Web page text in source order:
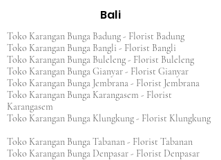
Bali
Toko Karangan Bunga Badung - Florist Badung
Toko Karangan Bunga Bangli - Florist Bangli
Toko Karangan Bunga Buleleng - Florist Buleleng
Toko Karangan Bunga Gianyar - Florist Gianyar
Toko Karangan Bunga Jembrana - Florist Jembrana
Toko Karangan Bunga Karangasem - Florist
Karangasem
Toko Karangan Bunga Klungkung - Florist Klungkung
Toko Karangan Bunga Tabanan - Florist Tabanan
Toko Karangan Bunga Denpasar - Florist Denpasar